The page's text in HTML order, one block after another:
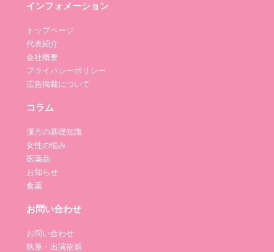
インフォメーション
トップページ
代表紹介
会社概要
プライバシーポリシー
広告掲載について
コラム
漢方の基礎知識
女性の悩み
医薬品
お知らせ
食薬
お問い合わせ
お問い合わせ
執筆・出演依頼